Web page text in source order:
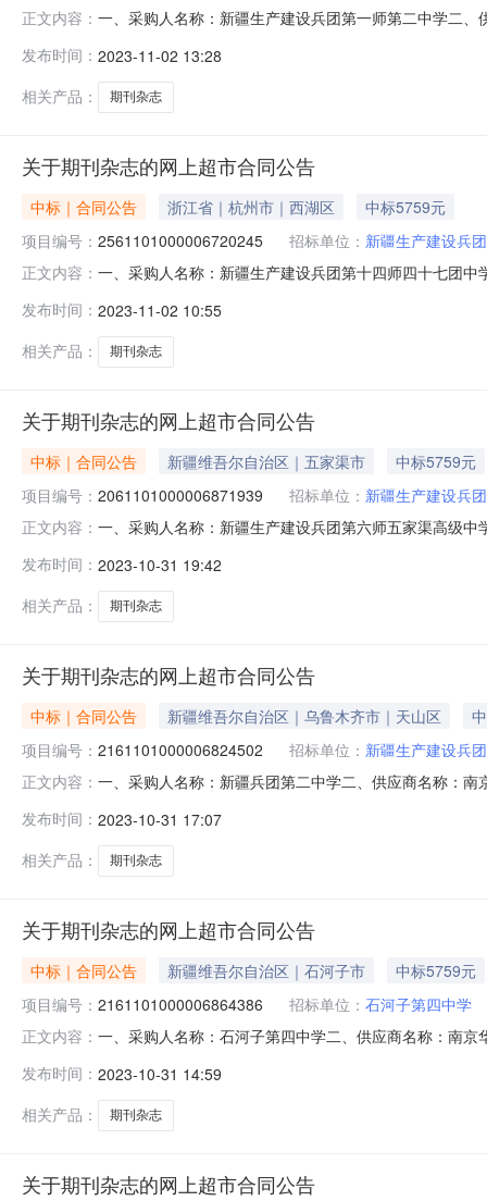
正文内容： 一、采购人名称：新疆生产建设兵团第一师第二中学二
ISSN2096-3742,CN31-2141/G4期刊杂志无品牌
发布时间： 2023-11-02 13:28
相关产品：
期刊杂志
关于期刊杂志的网上超市合同公告
中标｜合同公告 浙江省｜杭州市｜西湖区
中标5759元
项目编号： 2561101000006720245 招标单位： 新疆生产建设兵
正文内容： 一、采购人名称：新疆生产建设兵团第十四师四十七团
杂志ISSN2096-3742,CN31-2141/G4期刊杂志无品牌
发布时间： 2023-11-02 10:55
相关产品：
期刊杂志
关于期刊杂志的网上超市合同公告
中标｜合同公告 新疆维吾尔自治区｜五家渠市
中标5759元
项目编号： 2061101000006871939 招标单位： 新疆生产建设兵
正文内容： 一、采购人名称：新疆生产建设兵团第六师五家渠高级
杂志ISSN2096-3742,CN31-2141/G4期刊杂志无品牌
发布时间： 2023-10-31 19:42
相关产品：
期刊杂志
关于期刊杂志的网上超市合同公告
中标｜合同公告 新疆维吾尔自治区｜乌鲁木齐市｜天山区
项目编号： 2161101000006824502 招标单位： 新疆生产建设兵
正文内容： 一、采购人名称：新疆兵团第二中学二、供应商名称：
无品牌ISSN2096-3742,CN31-2141/G4本
发布时间： 2023-10-31 17:07
相关产品：
期刊杂志
关于期刊杂志的网上超市合同公告
中标｜合同公告 新疆维吾尔自治区｜石河子市
中标5759元
项目编号： 2161101000006864386 招标单位： 石河子第四中学
正文内容： 一、采购人名称：石河子第四中学二、供应商名称：南
牌ISSN2096-3742,CN31-2141/G4本13.004435759服务
发布时间： 2023-10-31 14:59
相关产品：
期刊杂志
关于期刊杂志的网上超市合同公告